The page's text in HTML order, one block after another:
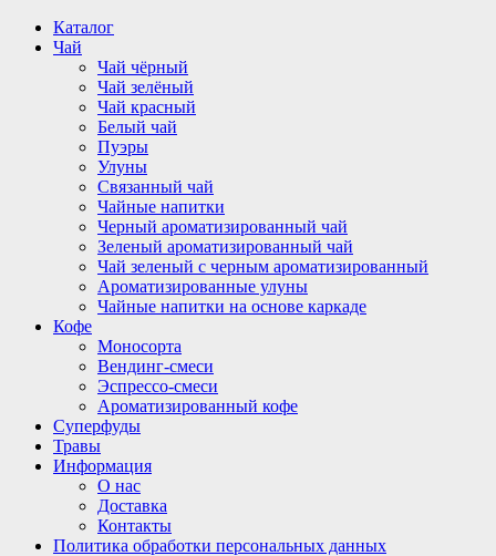
Перейти
содержимому
Каталог
Чай
Чай чёрный
Чай зелёный
Чай красный
Белый чай
Пуэры
Улуны
Связанный чай
Чайные напитки
Черный ароматизированный чай
Зеленый ароматизированный чай
Чай зеленый с черным ароматизированный
Ароматизированные улуны
Чайные напитки на основе каркаде
Кофе
Моносорта
Вендинг-смеси
Эспрессо-смеси
Ароматизированный кофе
Суперфуды
Травы
Информация
О нас
Доставка
Контакты
Политика обработки персональных данных